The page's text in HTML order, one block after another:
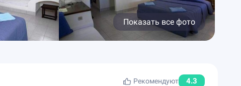
Показать все фото
Рекомендуют 4.3